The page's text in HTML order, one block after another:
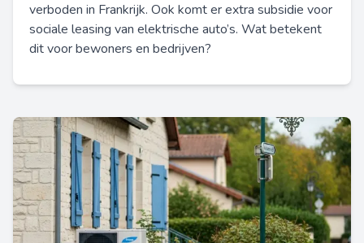
verboden in Frankrijk. Ook komt er extra subsidie voor
sociale leasing van elektrische auto’s. Wat betekent
dit voor bewoners en bedrijven?